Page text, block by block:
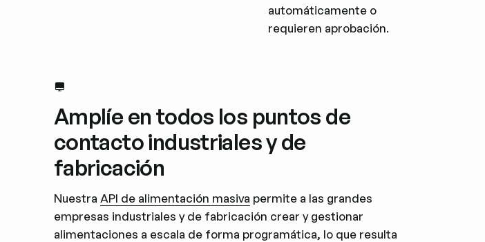
automáticamente o
requieren aprobación.
Amplíe en todos los puntos de
contacto industriales y de
fabricación
Nuestra API de alimentación masiva permite a las grandes
empresas industriales y de fabricación crear y gestionar
alimentaciones a escala de forma programática, lo que resulta